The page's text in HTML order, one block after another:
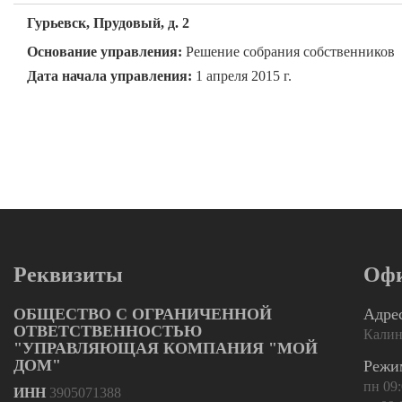
Гурьевск, Прудовый, д. 2
Основание управления: Решение собрания собственников
Дата начала управления: 1 апреля 2015 г.
Реквизиты
ОБЩЕСТВО С ОГРАНИЧЕННОЙ
ОТВЕТСТВЕННОСТЬЮ
"УПРАВЛЯЮЩАЯ КОМПАНИЯ "МОЙ
ДОМ"
ИНН 3905071388
пн